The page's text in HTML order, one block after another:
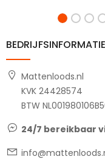
BEDRIJFSINFORMATIE
Mattenloods.nl
KVK 24428574
BTW
24/7 bereikbaar